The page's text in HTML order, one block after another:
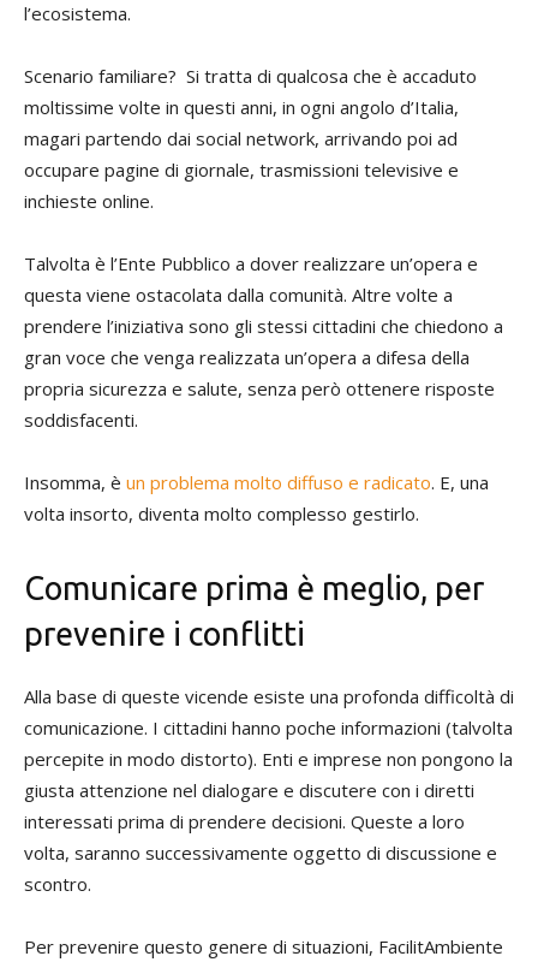
l’ecosistema.
Scenario familiare? Si tratta di qualcosa che è accaduto
moltissime volte in questi anni, in ogni angolo d’Italia,
magari partendo dai social network, arrivando poi ad
occupare pagine di giornale, trasmissioni televisive e
inchieste online.
Talvolta è l’Ente Pubblico a dover realizzare un’opera e
questa viene ostacolata dalla comunità. Altre volte a
prendere l’iniziativa sono gli stessi cittadini che chiedono a
gran voce che venga realizzata un’opera a difesa della
propria sicurezza e salute, senza però ottenere risposte
soddisfacenti.
Insomma, è un problema molto diffuso e radicato. E, una
volta insorto, diventa molto complesso gestirlo.
Comunicare prima è meglio, per
prevenire i conflitti
Alla base di queste vicende esiste una profonda difficoltà di
comunicazione. I cittadini hanno poche informazioni (talvolta
percepite in modo distorto). Enti e imprese non pongono la
giusta attenzione nel dialogare e discutere con i diretti
interessati prima di prendere decisioni. Queste a loro
volta, saranno successivamente oggetto di discussione e
scontro.
Per prevenire questo genere di situazioni, FacilitAmbiente